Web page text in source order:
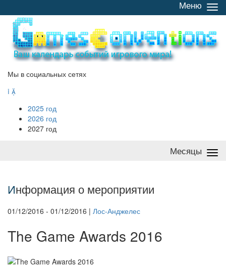
/
Меню
Мы в социальных сетях
 
2025 год
2026 год
2027 год
Месяцы
Информация о мероприятии
01/12/2016 - 01/12/2016 | Лос-Анджелес
The Game Awards 2016